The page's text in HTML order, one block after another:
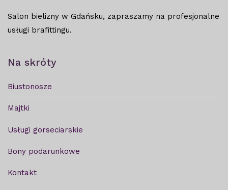
Salon bielizny w Gdańsku, zapraszamy na profesjonalne
usługi brafittingu.
Na skróty
Biustonosze
Majtki
Usługi gorseciarskie
Bony podarunkowe
Kontakt